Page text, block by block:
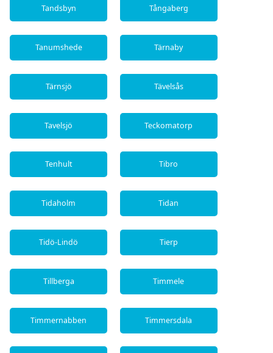
Tandsbyn Tångaberg
Tanumshede Tärnaby
Tärnsjö Tävelsås
Tavelsjö Teckomatorp
Tenhult Tibro
Tidaholm Tidan
Tidö-Lindö Tierp
Tillberga Timmele
Timmernabben Timmersdala